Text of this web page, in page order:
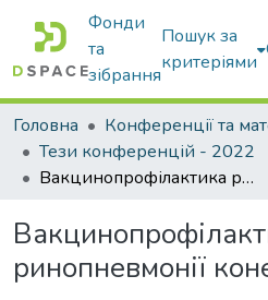
Фонди
та
зібрання
Пошук за
критеріями
Головна
Тези конференцій - 2022
Вакцинопрофілактика ринопневмонії коней
ринопневмонії